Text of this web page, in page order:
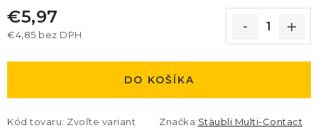
€5,97
€4,85 bez DPH
DO KOŠÍKA
Kód tovaru: Zvoľte variant Značka:Stäubli Multi-Contact